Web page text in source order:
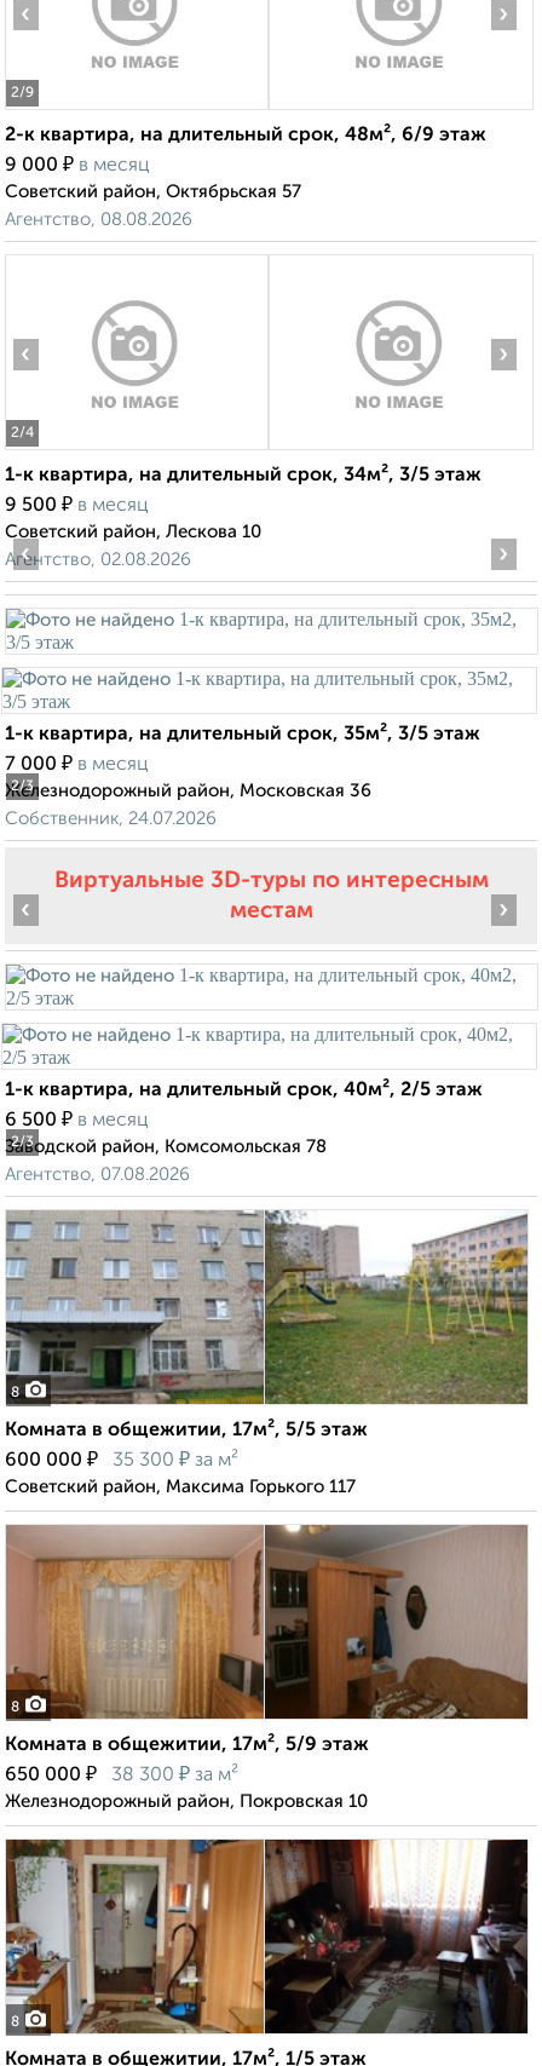
2/9
‹ ›
2-к квартира, на длительный срок, 48м², 6/9 этаж
9 000 ₽ в месяц
Советский район, Октябрьская 57
Агентство, 08.08.2026
2/4
‹ ›
1-к квартира, на длительный срок, 34м², 3/5 этаж
9 500 ₽ в месяц
Советский район, Лескова 10
Агентство, 02.08.2026
2/3
‹ ›
1-к квартира, на длительный срок, 35м², 3/5 этаж
7 000 ₽ в месяц
Железнодорожный район, Московская 36
Собственник, 24.07.2026
Виртуальные 3D-туры по интересным
местам
2/3
‹ ›
1-к квартира, на длительный срок, 40м², 2/5 этаж
6 500 ₽ в месяц
Заводской район, Комсомольская 78
Агентство, 07.08.2026
8
Комната в общежитии, 17м², 5/5 этаж
600 000 ₽ 35 300 ₽ за м²
Советский район, Максима Горького 117
8
Комната в общежитии, 17м², 5/9 этаж
650 000 ₽ 38 300 ₽ за м²
Железнодорожный район, Покровская 10
8
Комната в общежитии, 17м², 1/5 этаж